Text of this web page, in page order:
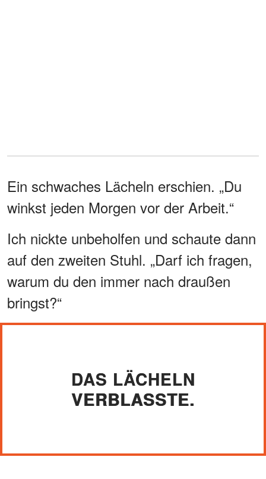
Ein schwaches Lächeln erschien. „Du
winkst jeden Morgen vor der Arbeit.“
Ich nickte unbeholfen und schaute dann
auf den zweiten Stuhl. „Darf ich fragen,
warum du den immer nach draußen
bringst?“
DAS LÄCHELN
VERBLASSTE.